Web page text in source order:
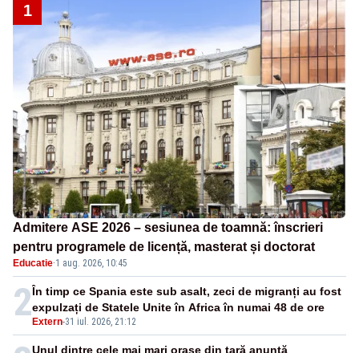
1
Admitere ASE 2026 – sesiunea de toamnă: înscrieri
pentru programele de licență, masterat și doctorat
Educatie·1 aug. 2026, 10:45
2 Extern-31 iul. 2026, 21:12
În timp ce Spania este sub asalt, zeci de migranți au fost
expulzați de Statele Unite în Africa în numai 48 de ore
Unul dintre cele mai mari orașe din țară anunță